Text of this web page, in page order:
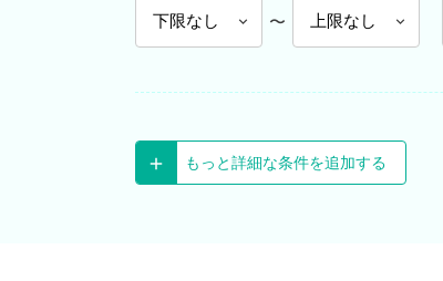
〜
もっと詳細な条件を追加する